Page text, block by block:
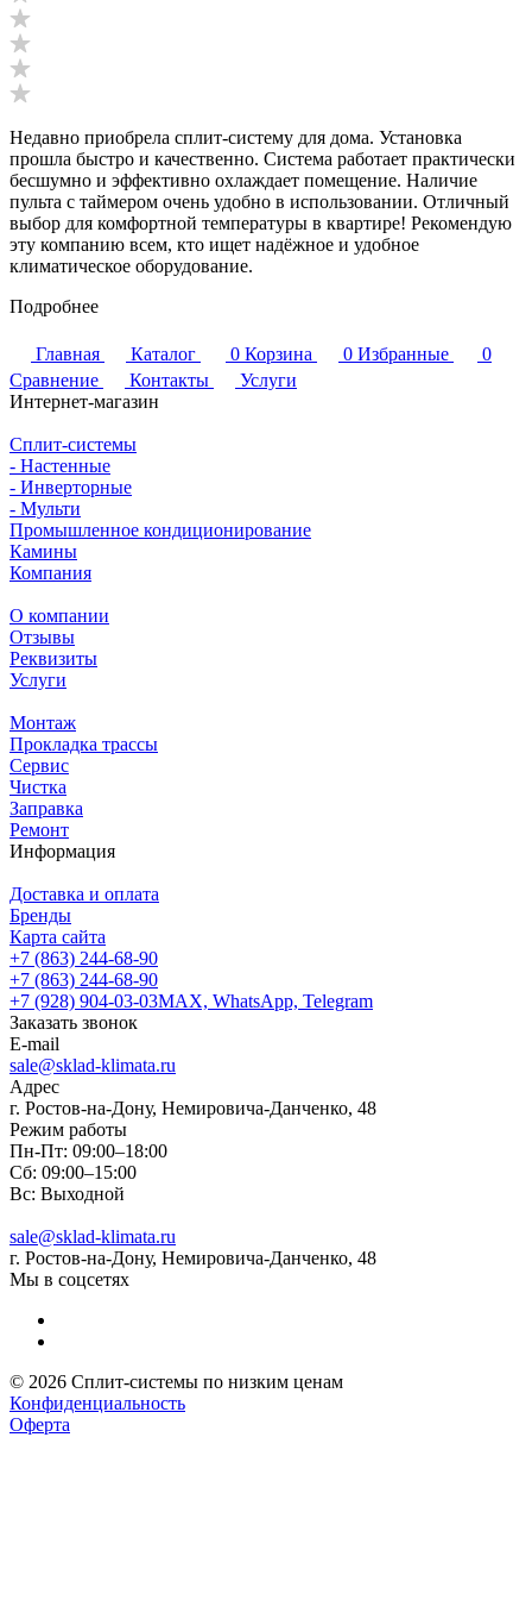
Недавно приобрела сплит-систему для дома. Установка
прошла быстро и качественно. Система работает практически
бесшумно и эффективно охлаждает помещение. Наличие
пульта с таймером очень удобно в использовании. Отличный
выбор для комфортной температуры в квартире! Рекомендую
эту компанию всем, кто ищет надёжное и удобное
климатическое оборудование.
Подробнее
Главная Каталог 0 Корзина 0 Избранные
0
Сравнение
Контакты
Услуги
Интернет-магазин
Сплит-системы
- Настенные
- Инверторные
- Мульти
Промышленное кондиционирование
Камины
Компания
О компании
Отзывы
Реквизиты
Услуги
Монтаж
Прокладка трассы
Сервис
Чистка
Заправка
Ремонт
Информация
Доставка и оплата
Бренды
Карта сайта
+7 (863) 244-68-90
+7 (863) 244-68-90
+7 (928) 904-03-03MAX, WhatsApp, Telegram
Заказать звонок
E-mail
sale@sklad-klimata.ru
Адрес
г. Ростов-на-Дону, Немировича-Данченко, 48
Режим работы
Пн-Пт: 09:00–18:00
Сб: 09:00–15:00
Вс: Выходной
sale@sklad-klimata.ru
г. Ростов-на-Дону, Немировича-Данченко, 48
Мы в соцсетях
© 2026 Сплит-системы по низким ценам
Конфиденциальность
Оферта